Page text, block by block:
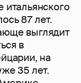
87 лет.
выглядит
в
на
35 лет.